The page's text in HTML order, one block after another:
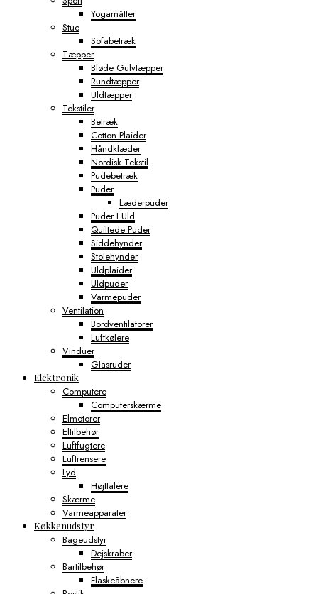
Yogamåtter
Stue
Sofabetræk
Tæpper
Bløde Gulvtæpper
Rundtæpper
Uldtæpper
Tekstiler
Betræk
Cotton Plaider
Håndklæder
Nordisk Tekstil
Pudebetræk
Puder
Læderpuder
Puder I Uld
Quiltede Puder
Siddehynder
Stolehynder
Uldplaider
Uldpuder
Varmepuder
Ventilation
Bordventilatorer
Luftkølere
Vinduer
Glasruder
Elektronik
Computere
Computerskærme
Elmotorer
Eltilbehør
Luftfugtere
Luftrensere
Lyd
Højttalere
Skærme
Varmeapparater
Køkkenudstyr
Bageudstyr
Dejskraber
Bartilbehør
Flaskeåbnere